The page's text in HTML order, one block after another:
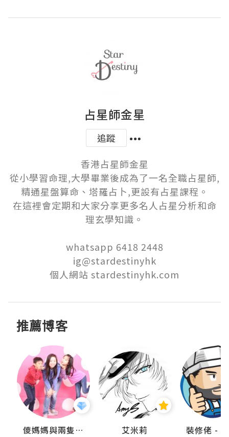
占星師金星
追蹤
香港占星師金星
從小學習命理,大學畢業後成為了一名全職占星師,
精通星盤算命、塔羅占卜,更設有占星課程。
在這裡會定期和大家分享更多名人占星分析和命
理玄學知識。
whatsapp 6418 2448
ig@stardestinyhk
個人網站 stardestinyhk.com
推薦博客
儍媽媽與兩隻小魔怪之家 艾米莉